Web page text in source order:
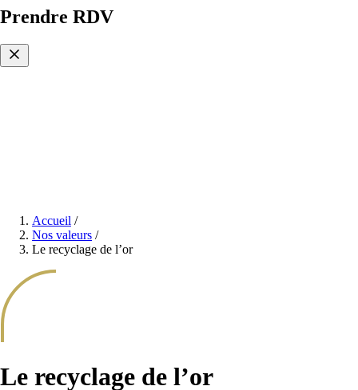
Prendre RDV
Accueil /
Nos valeurs /
Le recyclage de l’or
Le recyclage de l’or